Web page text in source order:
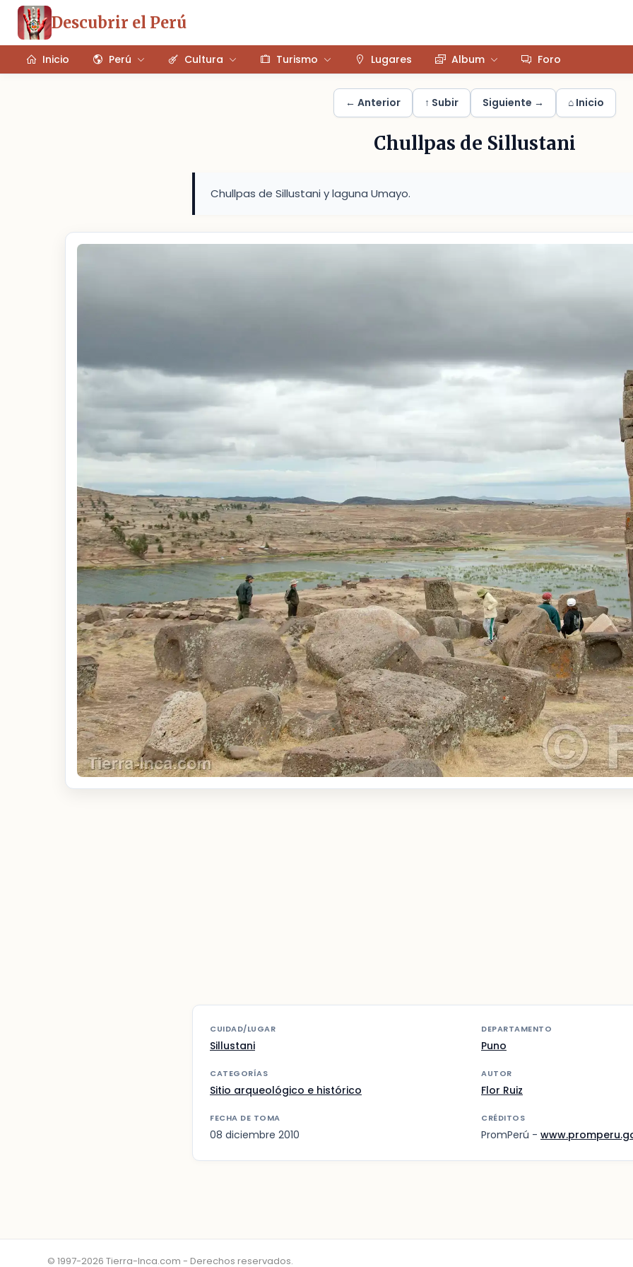
Descubrir el Perú
Inicio Perú Cultura Turismo Lugares Album Foro
← Anterior ↑ Subir Siguiente → ⌂ Inicio
Chullpas de Sillustani
Chullpas de Sillustani y laguna Umayo.
CUIDAD/LUGAR
Sillustani
DEPARTAMENTO
Puno
CATEGORÍAS
Sitio arqueológico e histórico
AUTOR
Flor Ruiz
FECHA DE TOMA
08 diciembre 2010
CRÉDITOS
PromPerú -
© 1997-2026 Tierra-Inca.com - Derechos reservados.